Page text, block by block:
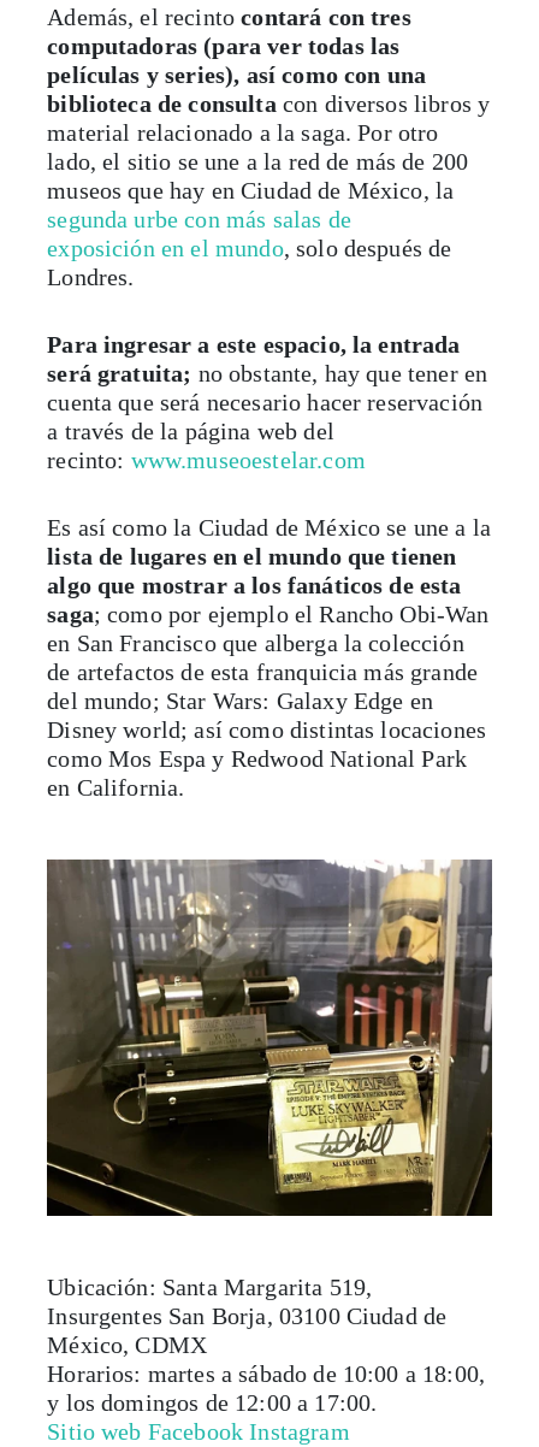
Además, el recintocontará con tres
computadoras (para ver todas las
películas y series), así como con una
biblioteca de consulta con diversos libros y
material relacionado a la saga. Por otro
lado, el sitio se une a la red de más de 200
museos que hay en Ciudad de México, la
segunda urbe con más salas de
exposición en el mundo, solo después de
Londres.
Para ingresar a este espacio, la entrada
será gratuita; no obstante, hay que tener en
cuenta que será necesario hacer reservación
a través de la página web del
recinto: www.museoestelar.com
Es así como la Ciudad de México se une a la
lista de lugares en el mundo que tienen
algo que mostrar a los fanáticos de esta
saga; como por ejemplo el Rancho Obi-Wan
en San Francisco que alberga la colección
de artefactos de esta franquicia más grande
del mundo; Star Wars: Galaxy Edge en
Disney world; así como distintas locaciones
como Mos Espa y Redwood National Park
en California.
Ubicación: Santa Margarita 519,
Insurgentes San Borja, 03100 Ciudad de
México, CDMX
Horarios: martes a sábado de 10:00 a 18:00,
y los domingos de 12:00 a 17:00.
Sitio web Facebook Instagram